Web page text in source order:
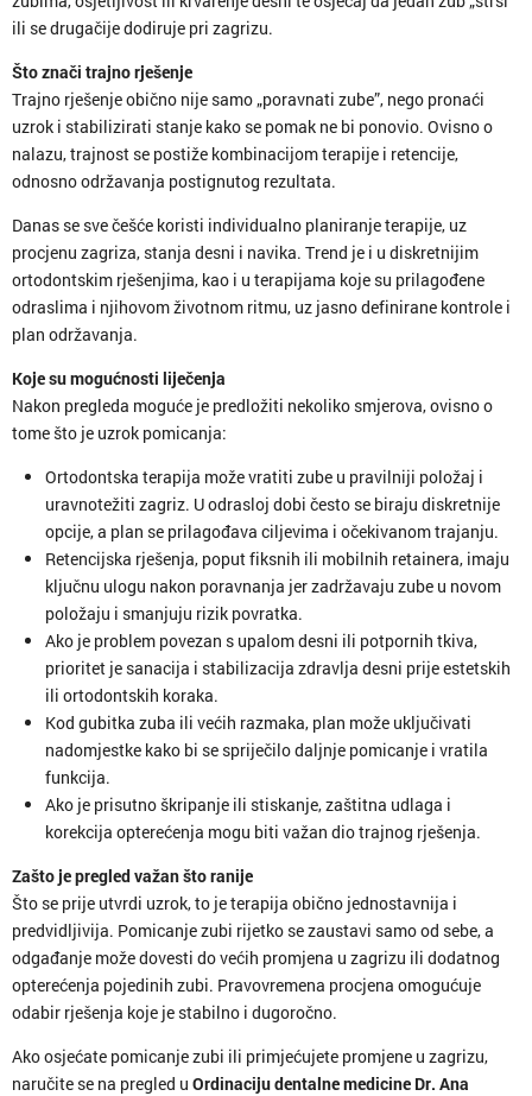
ili se drugačije dodiruje pri zagrizu.
Što znači trajno rješenje
Trajno rješenje obično nije samo „poravnati zube”, nego pronaći
uzrok i stabilizirati stanje kako se pomak ne bi ponovio. Ovisno o
nalazu, trajnost se postiže kombinacijom terapije i retencije,
odnosno održavanja postignutog rezultata.
Danas se sve češće koristi individualno planiranje terapije, uz
procjenu zagriza, stanja desni i navika. Trend je i u diskretnijim
ortodontskim rješenjima, kao i u terapijama koje su prilagođene
odraslima i njihovom životnom ritmu, uz jasno definirane kontrole i
plan održavanja.
Koje su mogućnosti liječenja
Nakon pregleda moguće je predložiti nekoliko smjerova, ovisno o
tome što je uzrok pomicanja:
Ortodontska terapija može vratiti zube u pravilniji položaj i
uravnotežiti zagriz. U odrasloj dobi često se biraju diskretnije
opcije, a plan se prilagođava ciljevima i očekivanom trajanju.
Retencijska rješenja, poput fiksnih ili mobilnih retainera, imaju
ključnu ulogu nakon poravnanja jer zadržavaju zube u novom
položaju i smanjuju rizik povratka.
Ako je problem povezan s upalom desni ili potpornih tkiva,
prioritet je sanacija i stabilizacija zdravlja desni prije estetskih
ili ortodontskih koraka.
Kod gubitka zuba ili većih razmaka, plan može uključivati
nadomjestke kako bi se spriječilo daljnje pomicanje i vratila
funkcija.
Ako je prisutno škripanje ili stiskanje, zaštitna udlaga i
korekcija opterećenja mogu biti važan dio trajnog rješenja.
Zašto je pregled važan što ranije
Što se prije utvrdi uzrok, to je terapija obično jednostavnija i
predvidljivija. Pomicanje zubi rijetko se zaustavi samo od sebe, a
odgađanje može dovesti do većih promjena u zagrizu ili dodatnog
opterećenja pojedinih zubi. Pravovremena procjena omogućuje
odabir rješenja koje je stabilno i dugoročno.
Ako osjećate pomicanje zubi ili primjećujete promjene u zagrizu,
naručite se na pregled u Ordinaciju dentalne medicine Dr. Ana